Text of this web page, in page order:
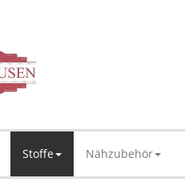
Stoffe Nähzubehör